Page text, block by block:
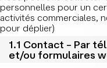
personnelles pour un
activités commerciales,
pour déplier)
1.1 Contact – Par
et/ou formulaires